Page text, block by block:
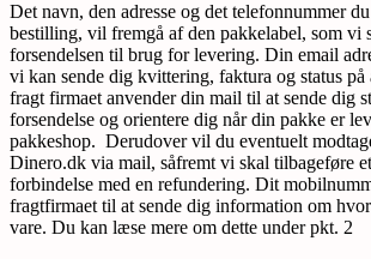
Det navn, den adresse og det telefonnummer
bestilling, vil fremgå af den pakkelabel, som vi
forsendelsen til brug for levering. Din email
vi kan sende dig kvittering, faktura og status på
fragt firmaet anvender din mail til at sende dig
forsendelse og orientere dig når din pakke er
pakkeshop. Derudover vil du eventuelt
Dinero.dk via mail, såfremt vi skal tilbageføre
forbindelse med en refundering. Dit
fragtfirmaet til at sende dig information om
vare. Du kan læse mere om dette under pkt. 2